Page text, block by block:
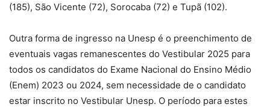
(185), São Vicente (72), Sorocaba (72) e Tupã (102).
Outra forma de ingresso na Unesp é o preenchimento de
eventuais vagas remanescentes do Vestibular 2025 para
todos os candidatos do Exame Nacional do Ensino Médio
(Enem) 2023 ou 2024, sem necessidade de o candidato
estar inscrito no Vestibular Unesp. O período para estes